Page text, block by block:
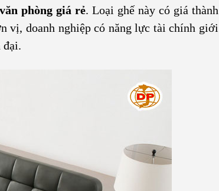
phòng giá rẻ. Loại ghế này có giá thành
vị, doanh nghiệp có năng lực tài chính giới
đại.